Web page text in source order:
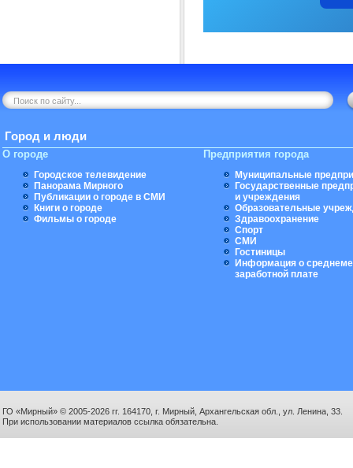
Город и люди
О городе
Городское телевидение
Панорама Мирного
Публикации о городе в СМИ
Книги о городе
Фильмы о городе
Предприятия города
Муниципальные
Государственные
и учреждения
Образовательные
Здравоохранение
Спорт
СМИ
Гостиницы
Информация о
заработной плате
ГО «Мирный» © 2005-2026 гг. 164170, г. Мирный, Архангельская обл., ул. Ленина, 33.
При использовании материалов ссылка обязательна.